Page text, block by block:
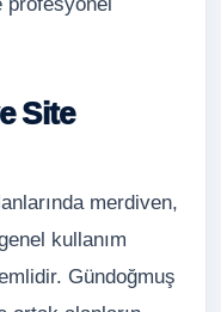
Site
merdiven,
kullanım
Gündoğmuş